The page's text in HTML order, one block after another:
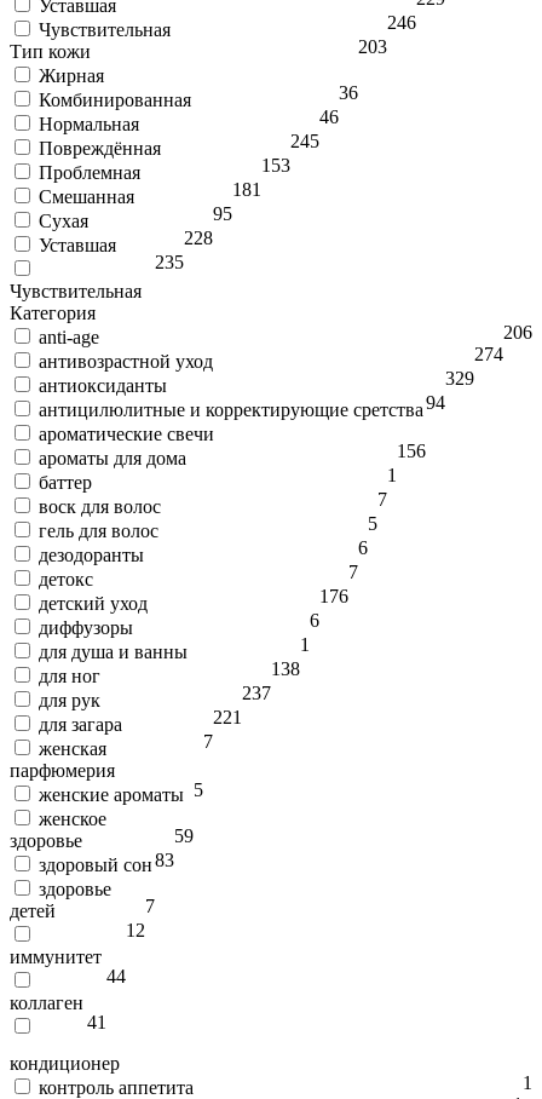
Уставшая
246
Чувствительная
203
Тип кожи
Жирная
36
Комбинированная
46
Нормальная
245
Повреждённая
153
Проблемная
181
Смешанная
95
Сухая
228
Уставшая
235
Чувствительная
206
Категория
anti-age
274
антивозрастной уход
329
антиоксиданты
94
антицилюлитные и корректирующие сретства
56
ароматические свечи
1
ароматы для дома
1
баттер
7
воск для волос
5
гель для волос
6
дезодоранты
7
детокс
176
детский уход
6
диффузоры
1
для душа и ванны
138
для ног
237
для рук
221
для загара
7
женская
парфюмерия
5
женские ароматы
59
женское
здоровье
83
здоровый сон
7
здоровье
детей
12
иммунитет
44
коллаген
41
кондиционер
1
контроль аппетита